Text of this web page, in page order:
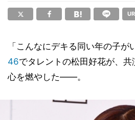
「こんなにデキる同い年の子
46でタレントの松田好花が、
心を燃やした――。